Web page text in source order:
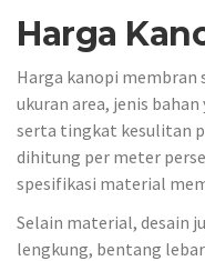
Harga
Harga kanopi membran
ukuran area, jenis
serta tingkat kesulitan
dihitung per meter
spesifikasi material
Selain material, desain
lengkung, bentang